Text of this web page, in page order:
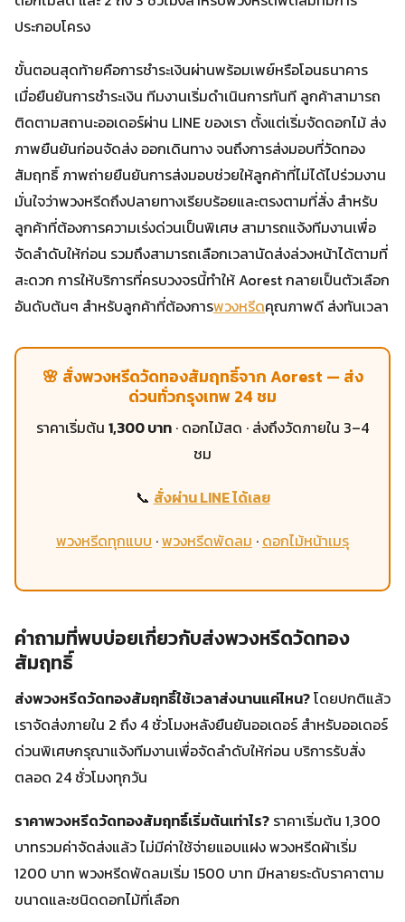
ประกอบโครง
ขั้นตอนสุดท้ายคือการชำระเงินผ่านพร้อมเพย์หรือโอนธนาคาร
เมื่อยืนยันการชำระเงิน ทีมงานเริ่มดำเนินการทันที ลูกค้าสามารถ
ติดตามสถานะออเดอร์ผ่าน LINE ของเรา ตั้งแต่เริ่มจัดดอกไม้ ส่ง
ภาพยืนยันก่อนจัดส่ง ออกเดินทาง จนถึงการส่งมอบที่วัดทอง
สัมฤทธิ์ ภาพถ่ายยืนยันการส่งมอบช่วยให้ลูกค้าที่ไม่ได้ไปร่วมงาน
มั่นใจว่าพวงหรีดถึงปลายทางเรียบร้อยและตรงตามที่สั่ง สำหรับ
ลูกค้าที่ต้องการความเร่งด่วนเป็นพิเศษ สามารถแจ้งทีมงานเพื่อ
จัดลำดับให้ก่อน รวมถึงสามารถเลือกเวลานัดส่งล่วงหน้าได้ตามที่
สะดวก การให้บริการที่ครบวงจรนี้ทำให้ Aorest กลายเป็นตัวเลือก
อันดับต้นๆ สำหรับลูกค้าที่ต้องการพวงหรีดคุณภาพดี ส่งทันเวลา
🌸 สั่งพวงหรีดวัดทองสัมฤทธิ์จาก Aorest — ส่ง
ด่วนทั่วกรุงเทพ 24 ชม
ราคาเริ่มต้น 1,300 บาท · ดอกไม้สด · ส่งถึงวัดภายใน 3–4
ชม
📞 สั่งผ่าน LINE ได้เลย
พวงหรีดทุกแบบ ·พวงหรีดพัดลม · ดอกไม้หน้าเมรุ
คำถามที่พบบ่อยเกี่ยวกับส่งพวงหรีดวัดทอง
สัมฤทธิ์
ส่งพวงหรีดวัดทองสัมฤทธิ์ใช้เวลาส่งนานแค่ไหน?โดยปกติแล้ว
เราจัดส่งภายใน 2 ถึง 4 ชั่วโมงหลังยืนยันออเดอร์ สำหรับออเดอร์
ด่วนพิเศษกรุณาแจ้งทีมงานเพื่อจัดลำดับให้ก่อน บริการรับสั่ง
ตลอด 24 ชั่วโมงทุกวัน
ราคาพวงหรีดวัดทองสัมฤทธิ์เริ่มต้นเท่าไร? ราคาเริ่มต้น 1,300
บาทรวมค่าจัดส่งแล้ว ไม่มีค่าใช้จ่ายแอบแฝง พวงหรีดผ้าเริ่ม
1200 บาท พวงหรีดพัดลมเริ่ม 1500 บาท มีหลายระดับราคาตาม
ขนาดและชนิดดอกไม้ที่เลือก